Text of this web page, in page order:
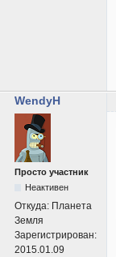
WendyH
Просто участник
Неактивен
Откуда: Планета
Земля
Зарегистрирован:
2015.01.09